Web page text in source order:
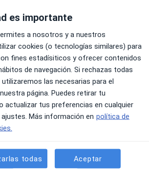
formulario para ver el
es importante
a nosotros y a nuestros
cookies (o tecnologías similares) para
fines estadísiticos y ofrecer contenidos
de navegación. Si rechazas todas
las necesarias para el
página. Puedes retirar tu
actualizar tus preferencias en cualquier
Más información en política de
todas Aceptar